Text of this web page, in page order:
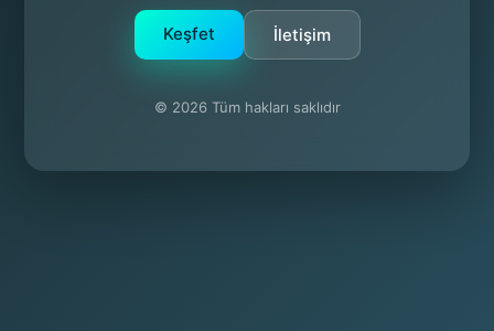
Keşfet İletişim
© 2026 Tüm hakları saklıdır